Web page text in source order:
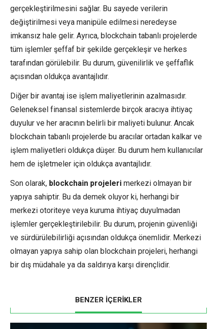
gerçekleştirilmesini sağlar. Bu sayede verilerin
değiştirilmesi veya manipüle edilmesi neredeyse
imkansız hale gelir. Ayrıca, blockchain tabanlı projelerde
tüm işlemler şeffaf bir şekilde gerçekleşir ve herkes
tarafından görülebilir. Bu durum, güvenilirlik ve şeffaflık
açısından oldukça avantajlıdır.
Diğer bir avantaj ise işlem maliyetlerinin azalmasıdır.
Geleneksel finansal sistemlerde birçok aracıya ihtiyaç
duyulur ve her aracının belirli bir maliyeti bulunur. Ancak
blockchain tabanlı projelerde bu aracılar ortadan kalkar ve
işlem maliyetleri oldukça düşer. Bu durum hem kullanıcılar
hem de işletmeler için oldukça avantajlıdır.
Son olarak, blockchain projeleri merkezi olmayan bir
yapıya sahiptir. Bu da demek oluyor ki, herhangi bir
merkezi otoriteye veya kuruma ihtiyaç duyulmadan
işlemler gerçekleştirilebilir. Bu durum, projenin güvenliği
ve sürdürülebilirliği açısından oldukça önemlidir. Merkezi
olmayan yapıya sahip olan blockchain projeleri, herhangi
bir dış müdahale ya da saldırıya karşı dirençlidir.
BENZER İÇERİKLER